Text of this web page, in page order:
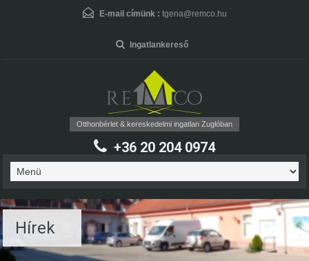
E-mail címünk : tgena@remco.hu
Ingatlankereső
Otthonbérlet & kereskedelmi ingatlan Zuglóban
+36 20 204 0974
Hírek